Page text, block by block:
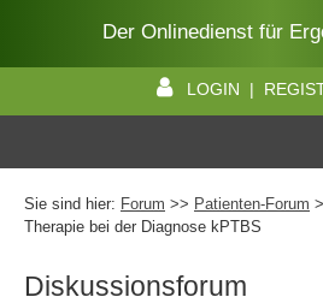
Der Onlinedienst für
LOGIN |
Sie sind hier: Forum >> Patienten-Forum
Therapie bei der Diagnose kPTBS
Diskussionsforum